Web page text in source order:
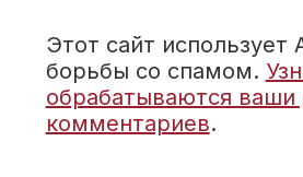
Этот сайт использует
борьбы со спамом.
обрабатываются ваши
комментариев.